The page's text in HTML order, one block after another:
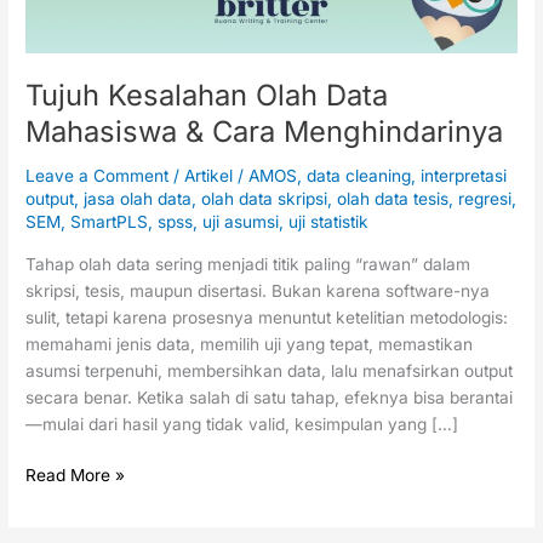
Tujuh Kesalahan Olah Data
Mahasiswa & Cara Menghindarinya
Leave a Comment /Artikel /AMOS,data cleaning, interpretasi
output, jasa olah data,olah data skripsi,olah data tesis, regresi,
SEM,SmartPLS, spss, uji asumsi, uji statistik
Tahap olah data sering menjadi titik paling “rawan” dalam
skripsi, tesis, maupun disertasi. Bukan karena software-nya
sulit, tetapi karena prosesnya menuntut ketelitian metodologis:
memahami jenis data, memilih uji yang tepat, memastikan
asumsi terpenuhi, membersihkan data, lalu menafsirkan output
secara benar. Ketika salah di satu tahap, efeknya bisa berantai
—mulai dari hasil yang tidak valid, kesimpulan yang […]
Read More »